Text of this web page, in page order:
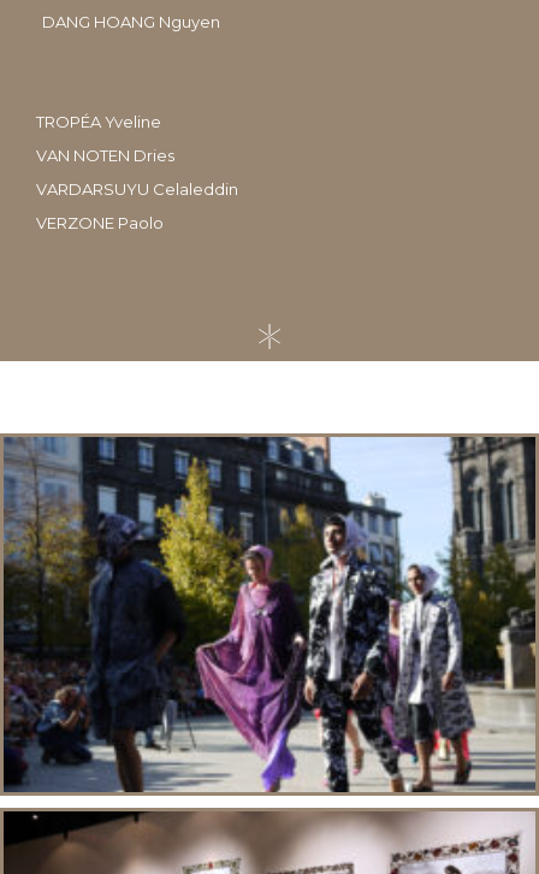
DANG HOANG Nguyen
TROPÉA Yveline
VAN NOTEN Dries
VARDARSUYU Celaleddin
VERZONE Paolo